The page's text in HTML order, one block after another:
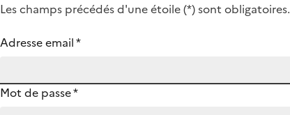
Les champs précédés d'une étoile (*) sont obligatoires.
Adresse email*
Mot de passe*